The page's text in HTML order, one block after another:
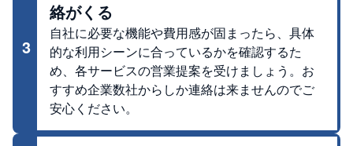
3
絡がくる
自社に必要な機能や費用感が固まったら、具体
的な利用シーンに合っているかを確認するた
め、各サービスの営業提案を受けましょう。お
すすめ企業数社からしか連絡は来ませんのでご
安心ください。